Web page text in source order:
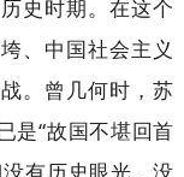
史时期。在这个
、中国社会主义
。曾几何时，苏
是“故国不堪回首